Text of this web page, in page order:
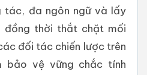
tác, đa ngôn ngữ và lấy
đồng thời thắt chặt mối
đối tác chiến lược trên
bảo vệ vững chắc tính